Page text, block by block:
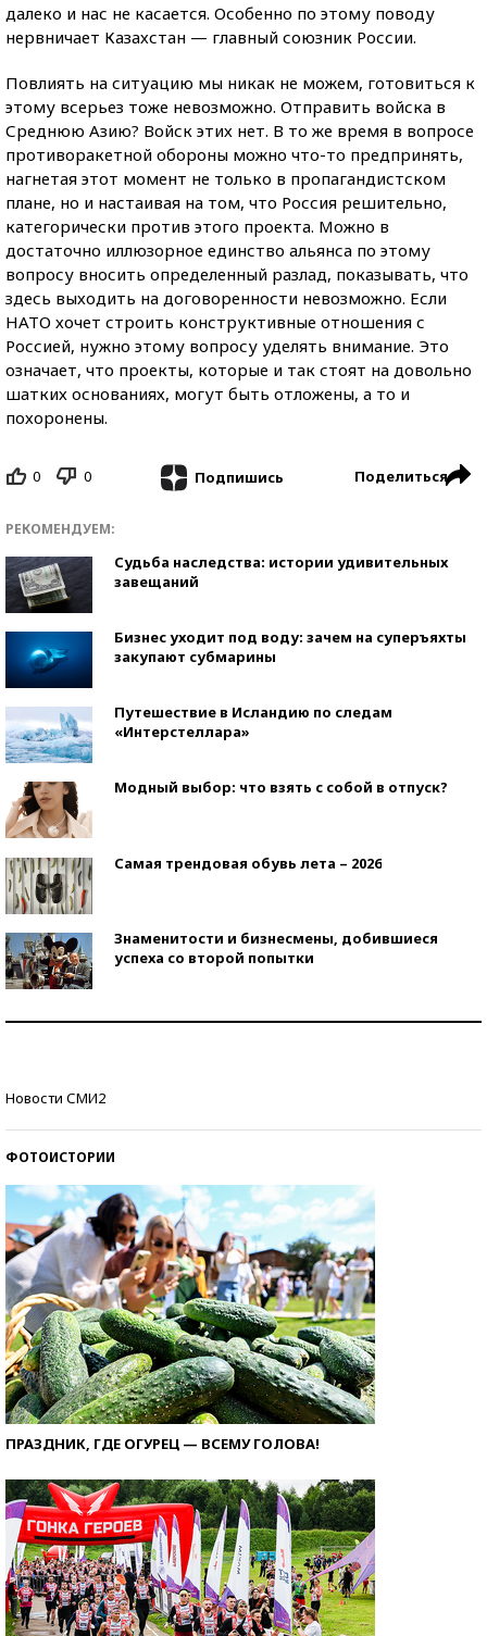
далеко и нас не касается. Особенно по этому поводу
нервничает Казахстан — главный союзник России.
Повлиять на ситуацию мы никак не можем, готовиться к
этому всерьез тоже невозможно. Отправить войска в
Среднюю Азию? Войск этих нет. В то же время в вопросе
противоракетной обороны можно что-то предпринять,
нагнетая этот момент не только в пропагандистском
плане, но и настаивая на том, что Россия решительно,
категорически против этого проекта. Можно в
достаточно иллюзорное единство альянса по этому
вопросу вносить определенный разлад, показывать, что
здесь выходить на договоренности невозможно. Если
НАТО хочет строить конструктивные отношения с
Россией, нужно этому вопросу уделять внимание. Это
означает, что проекты, которые и так стоят на довольно
шатких основаниях, могут быть отложены, а то и
похоронены.
0 0 Подпишись Поделиться
РЕКОМЕНДУЕМ:
Судьба наследства: истории удивительных
завещаний
Бизнес уходит под воду: зачем на суперъяхты
закупают субмарины
Путешествие в Исландию по следам
«Интерстеллара»
Модный выбор: что взять с собой в отпуск?
Самая трендовая обувь лета – 2026
Знаменитости и бизнесмены, добившиеся
успеха со второй попытки
Новости СМИ2
ФОТОИСТОРИИ
ПРАЗДНИК, ГДЕ ОГУРЕЦ — ВСЕМУ ГОЛОВА!